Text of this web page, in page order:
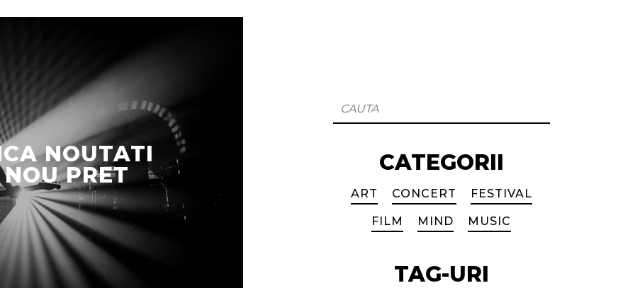
NOUTATI
PRET
CATEGORII
ART CONCERT FESTIVAL
FILM MIND MUSIC
TAG-URI